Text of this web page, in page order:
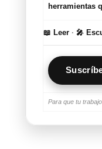
herramientas
📖 Leer · 🎤
Para que tu